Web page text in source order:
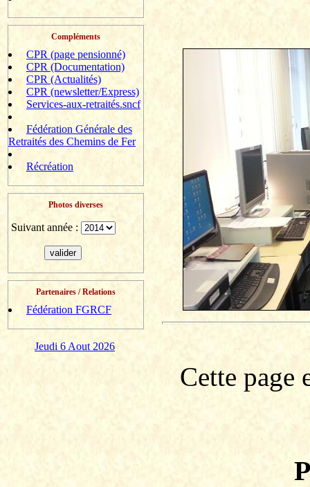
Compléments
CPR (page pensionné)
CPR (Documentation)
CPR (Actualités)
CPR (newsletter/Express)
Services-aux-retraités.sncf
Fédération Générale des
Retraités des Chemins de Fer
Récréation
Photos diverses
Suivant année :
Partenaires / Relations
Fédération FGRCF
Jeudi 6 Aout 2026
Cette page